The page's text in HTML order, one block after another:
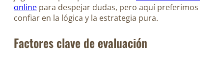
online para despejar dudas, pero aquí preferimos
confiar en la lógica y la estrategia pura.
Factores clave de evaluación